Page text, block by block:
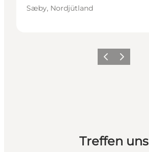
Sæby, Nordjütland
ZurückWeiter
Treffen uns